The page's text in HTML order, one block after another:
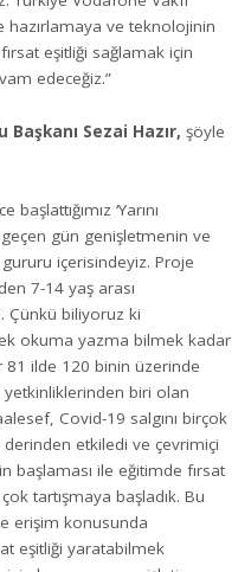
hazırlamaya ve teknolojinin
eşitliği sağlamak için
edeceğiz.”
Sezai Hazır, şöyle
‘Yarını
gün genişletmenin ve
içerisindeyiz. Proje
7-14 yaş arası
Çünkü biliyoruz ki
okuma yazma bilmek kadar
ilde 120 binin üzerinde
yetkinliklerinden biri olan
Covid-19 salgını birçok
etkiledi ve çevrimiçi
başlaması ile eğitimde fırsat
tartışmaya başladık. Bu
erişim konusunda
eşitliği yaratabilmek